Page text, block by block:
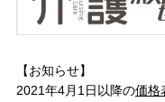
【お知らせ】
2021年4月1日以降の価格